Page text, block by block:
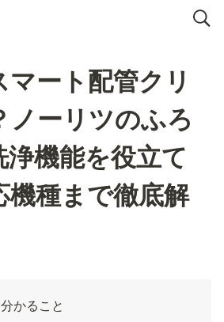
ート配管クリ
ノーリツのふろ
機能を役立て
機種まで徹底解
かること